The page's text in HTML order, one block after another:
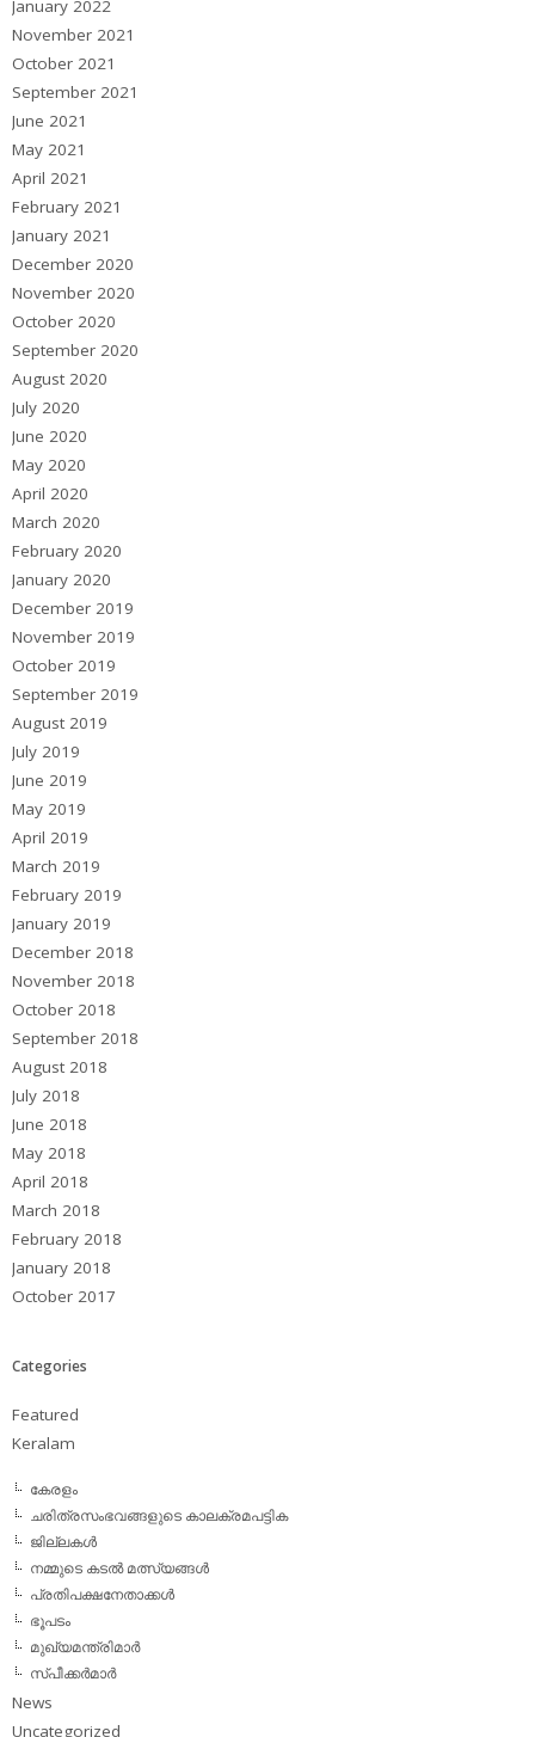
January 2022
November 2021
October 2021
September 2021
June 2021
May 2021
April 2021
February 2021
January 2021
December 2020
November 2020
October 2020
September 2020
August 2020
July 2020
June 2020
May 2020
April 2020
March 2020
February 2020
January 2020
December 2019
November 2019
October 2019
September 2019
August 2019
July 2019
June 2019
May 2019
April 2019
March 2019
February 2019
January 2019
December 2018
November 2018
October 2018
September 2018
August 2018
July 2018
June 2018
May 2018
April 2018
March 2018
February 2018
January 2018
October 2017
Categories
Featured
Keralam
കേരളം
ചരിത്രസംഭവങ്ങളുടെ കാലക്രമപട്ടിക
ജില്ലകള്‍
നമ്മുടെ കടല്‍ മത്സ്യങ്ങള്‍
പ്രതിപക്ഷനേതാക്കള്‍
ഭൂപടം
മുഖ്യമന്ത്രിമാര്‍
സ്പീക്കര്‍മാര്‍
News
Uncategorized